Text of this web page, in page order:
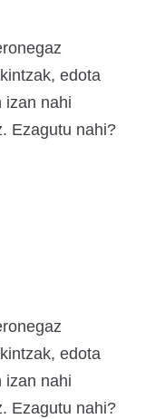
edota
izan nahi
Ezagutu nahi?
edota
izan nahi
Ezagutu nahi?